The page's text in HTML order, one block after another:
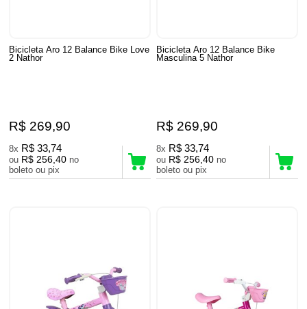
Bicicleta Aro 12 Balance Bike Love
2 Nathor
R$ 269,90
8x R$ 33,74
ou R$ 256,40 no
boleto ou pix
Bicicleta Aro 12 Balance Bike
Masculina 5 Nathor
R$ 269,90
8x R$ 33,74
ou R$ 256,40 no
boleto ou pix